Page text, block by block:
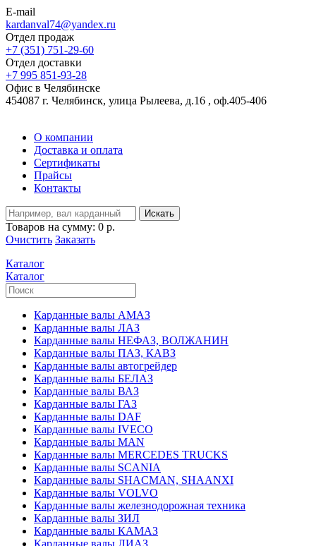
E-mail
kardanval74@yandex.ru
Отдел продаж
+7 (351) 751-29-60
Отдел доставки
+7 995 851-93-28
Офис в Челябинске
454087 г. Челябинск, улица Рылеева, д.16 , оф.405-406
О компании
Доставка и оплата
Сертификаты
Прайсы
Контакты
Искать
Товаров на сумму: 0 р.
Очистить Заказать
Каталог
Каталог
Карданные валы АМАЗ
Карданные валы ЛАЗ
Карданные валы НЕФАЗ, ВОЛЖАНИН
Карданные валы ПАЗ, КАВЗ
Карданные валы автогрейдер
Карданные валы БЕЛАЗ
Карданные валы ВАЗ
Карданные валы ГАЗ
Карданные валы DAF
Карданные валы IVECO
Карданные валы MAN
Карданные валы MERCEDES TRUCKS
Карданные валы SCANIA
Карданные валы SHACMAN, SHAANXI
Карданные валы VOLVO
Карданные валы железнодорожная техника
Карданные валы ЗИЛ
Карданные валы КАМАЗ
Карданные валы ЛИАЗ